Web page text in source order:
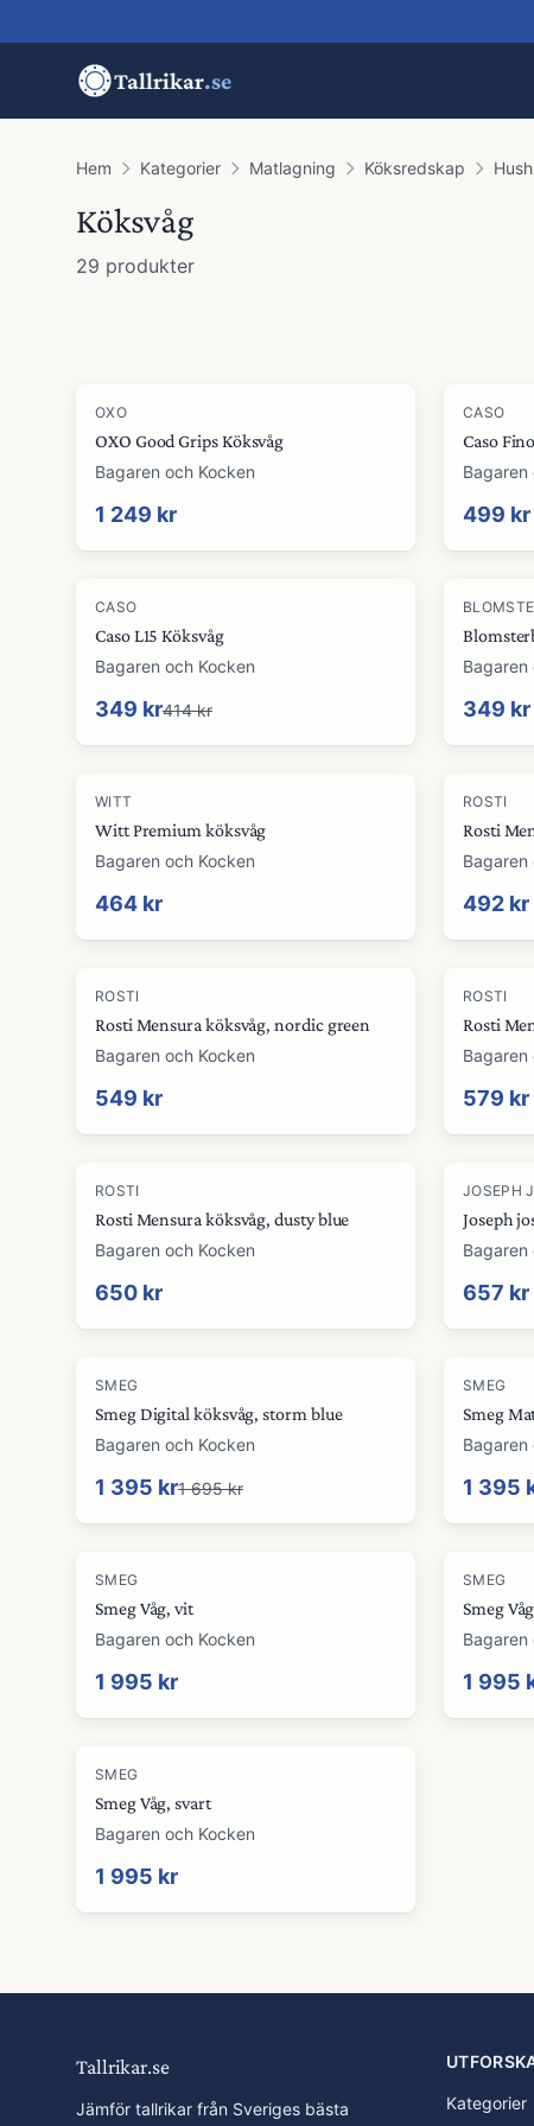
Tallrikar.se
Hem Kategorier Matlagning Köksredskap
Köksvåg
29 produkter
OXO
OXO Good Grips Köksvåg
Bagaren och Kocken
1 249 kr
CASO
Caso
Bagaren
499 kr
-16%
CASO
Caso L15 Köksvåg
Bagaren och Kocken
349 kr414 kr
Bagaren
349 kr
WITT
Witt Premium köksvåg
Bagaren och Kocken
464 kr
ROSTI
Rosti
Bagaren
492 kr
ROSTI
Rosti Mensura köksvåg, nordic green
Bagaren och Kocken
549 kr
ROSTI
Rosti
Bagaren
579 kr
ROSTI
Rosti Mensura köksvåg, dusty blue
Bagaren och Kocken
650 kr
JOSEPH
Joseph
Bagaren
657 kr
-18 %
SMEG
Smeg Digital köksvåg, storm blue
Bagaren och Kocken
1 395 kr1 695 kr
-18 %
SMEG
Smeg
Bagaren
1 395
SMEG
Smeg Våg, vit
Bagaren och Kocken
1 995 kr
SMEG
Smeg
Bagaren
1 995
SMEG
Smeg Våg, svart
Bagaren och Kocken
1 995 kr
Tallrikar.se
Jämför tallrikar från Sveriges bästa
Kategorier